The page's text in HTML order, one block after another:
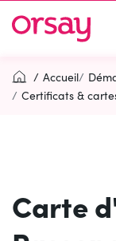
navigation
au
au
page
Ville
Accueil
Certificats &
Carte